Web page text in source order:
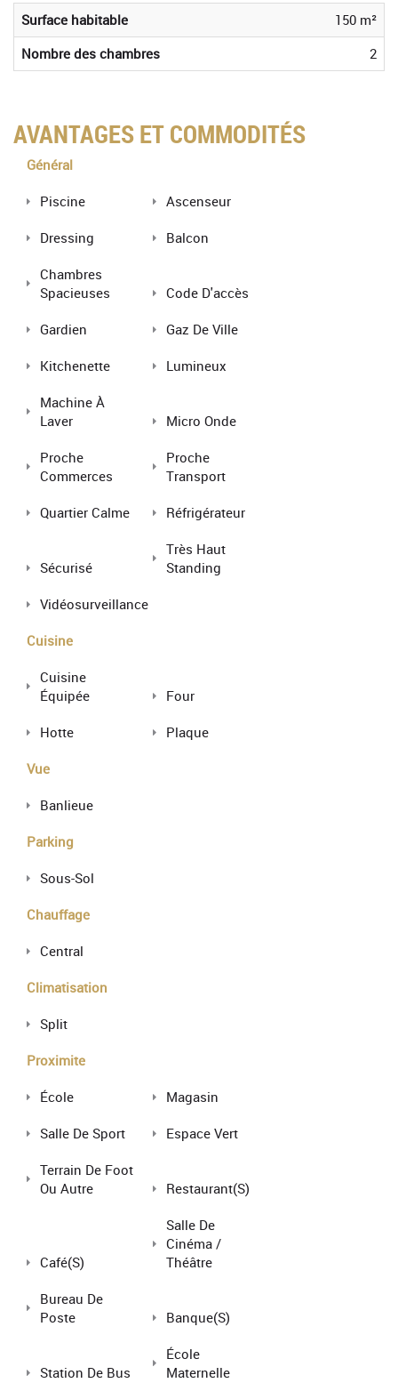
Surface habitable
150 m²
Nombre des chambres
2
AVANTAGES ET COMMODITÉS
Général
Piscine Ascenseur
Dressing Balcon
Chambres
Spacieuses
Code D'accès
Gardien Gaz De Ville
Kitchenette Lumineux
Machine À
Laver
Micro Onde
Proche
Commerces
Proche
Transport
Quartier Calme Réfrigérateur
Sécurisé
Très Haut
Standing
Vidéosurveillance
Cuisine
Cuisine
Équipée
Four
Hotte Plaque
Vue
Banlieue
Parking
Sous-Sol
Chauffage
Central
Climatisation
Split
Proximite
École Magasin
Salle De Sport Espace Vert
Terrain De Foot
Ou Autre
Restaurant(s)
Café(s)
Salle De
Cinéma /
Théâtre
Bureau De
Poste
Banque(s)
Station De Bus
École
Maternelle